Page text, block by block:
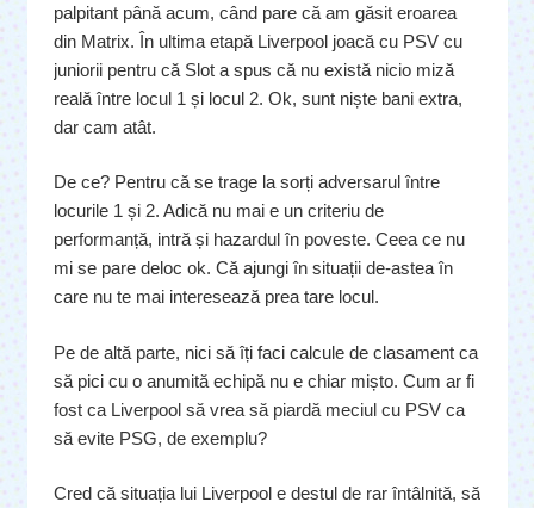
palpitant până acum, când pare că am găsit eroarea
din Matrix. În ultima etapă Liverpool joacă cu PSV cu
juniorii pentru că Slot a spus că nu există nicio miză
reală între locul 1 și locul 2. Ok, sunt niște bani extra,
dar cam atât.
De ce? Pentru că se trage la sorți adversarul între
locurile 1 și 2. Adică nu mai e un criteriu de
performanță, intră și hazardul în poveste. Ceea ce nu
mi se pare deloc ok. Că ajungi în situații de-astea în
care nu te mai interesează prea tare locul.
Pe de altă parte, nici să îți faci calcule de clasament ca
să pici cu o anumită echipă nu e chiar mișto. Cum ar fi
fost ca Liverpool să vrea să piardă meciul cu PSV ca
să evite PSG, de exemplu?
Cred că situația lui Liverpool e destul de rar întâlnită, să